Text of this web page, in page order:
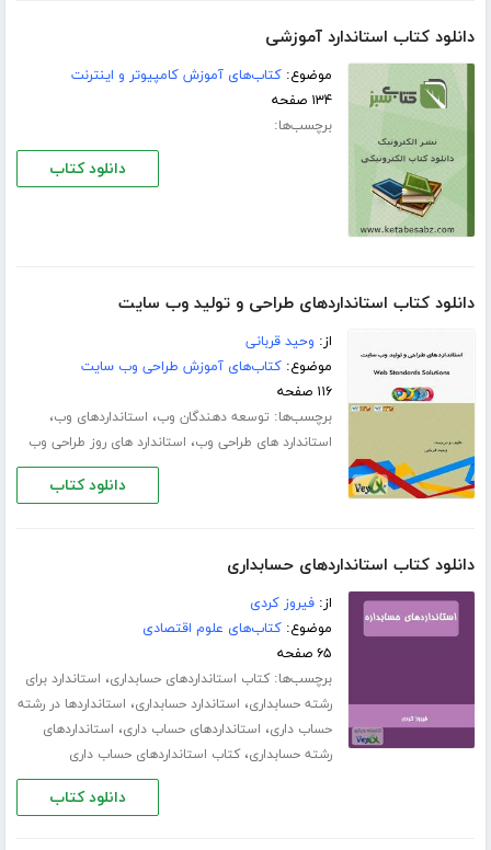
دانلود کتاب استاندارد آموزشی
موضوع:کتاب‌های آموزش کامپیوتر و اینترنت
۱۳۴ صفحه
برچسب‌ها:
دانلود کتاب
دانلود کتاب استانداردهای طراحی و تولید وب سایت
از: وحید قربانی
موضوع:کتاب‌های آموزش طراحی وب سایت
۱۱۶ صفحه
برچسب‌ها: توسعه دهندگان وب، استانداردهای وب،
استاندارد های طراحی وب، استاندارد های روز طراحی وب
دانلود کتاب
دانلود کتاب استانداردهای حسابداری
از:فیروز کردی
موضوع:کتاب‌های علوم اقتصادی
۶۵ صفحه
برچسب‌ها:کتاب استانداردهای حسابداری، استاندارد برای
رشته حسابداری، استاندارد حسابداری، استانداردها در رشته
حساب داری، استانداردهای حساب داری، استانداردهای
رشته حسابداری،کتاب استانداردهای حساب داری
دانلود کتاب